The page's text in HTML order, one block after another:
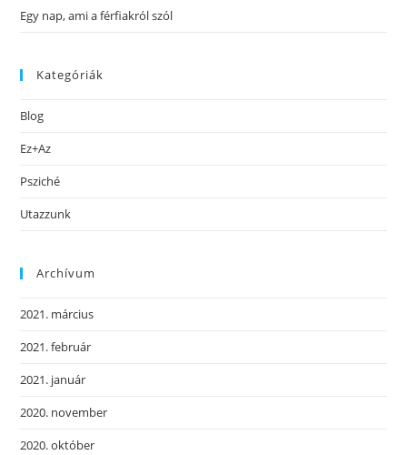
Egy nap, ami a férfiakról szól
Kategóriák
Blog
Ez+Az
Psziché
Utazzunk
Archívum
2021. március
2021. február
2021. január
2020. november
2020. október